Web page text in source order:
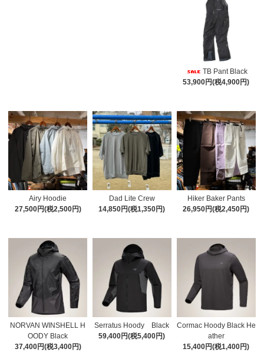
TB Pant Black
53,900円(税4,900円)
Airy Hoodie
27,500円(税2,500円)
Dad Lite Crew
14,850円(税1,350円)
Hiker Baker Pants
26,950円(税2,450円)
NORVAN WINSHELL H
OODY Black
37,400円(税3,400円)
Serratus Hoody Black
59,400円(税5,400円)
Cormac Hoody Black He
ather
15,400円(税1,400円)